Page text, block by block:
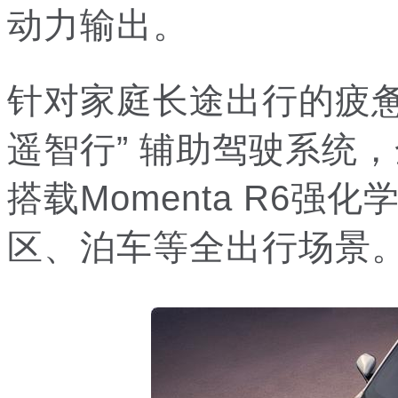
动力输出。
针对家庭长途出行的疲
遥智行” 辅助驾驶系统
搭载Momenta R6强化
区、泊车等全出行场景